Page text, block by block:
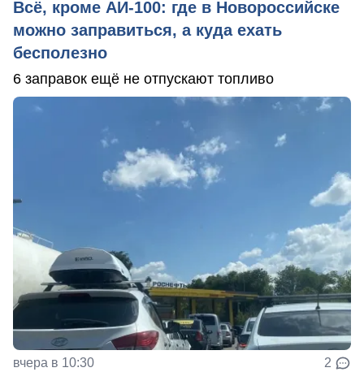
Всё, кроме АИ-100: где в Новороссийске
можно заправиться, а куда ехать
бесполезно
6 заправок ещё не отпускают топливо
вчера в 10:30 2